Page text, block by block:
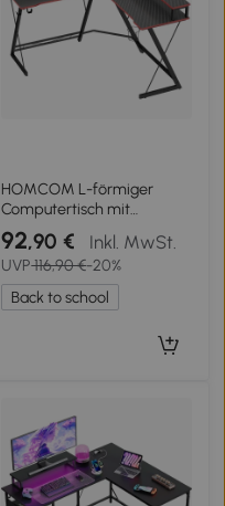
HOMCOM L-förmiger
Computertisch mit
Steckdosen, 128 cm
Eckschreibtisch mit
Monitorständer,
Kopfhörerhaken &
Getränkehalter
92,90 € Inkl. MwSt.
UVP116,90 €-20%
Back to school